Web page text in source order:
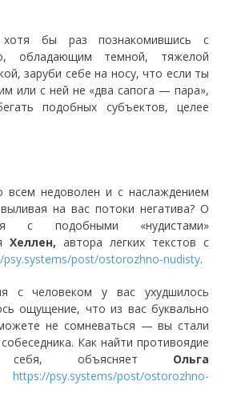
бы раз познакомившись с
обладающим темной, тяжелой
заруби себе на носу, что если ты
или с ней не «два сапога — пара»,
подобных субъектов, целее
всем недоволен и с наслаждением
на вас потоки негатива? О
с подобными «нудистами»
Хеллен, автора легких текстов с
psy.systems/post/ostorozhno-nudisty.
с человеком у вас ухудшилось
ощущение, что из вас буквально
не сомневаться — вы стали
Как найти противоядие
объясняет Ольга
https://psy.systems/post/ostorozhno-